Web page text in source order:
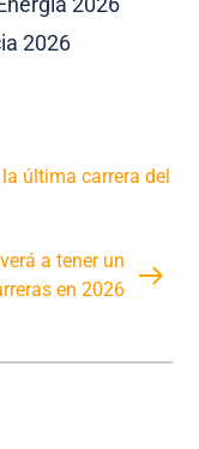
2026
última carrera del
a tener un
en 2026